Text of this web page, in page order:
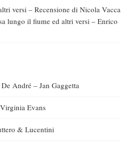
versi – Recensione di Nicola Vacca
lungo il fiume ed altri versi – Enrico
André – Jan Gaggetta
Evans
& Lucentini